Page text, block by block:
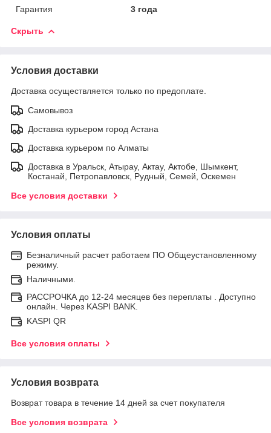
Гарантия
3 года
Скрыть
Условия доставки
Доставка осуществляется только по предоплате.
Самовывоз
Доставка курьером город Астана
Доставка курьером по Алматы
Доставка в Уральск, Атырау, Актау, Актобе, Шымкент,
Костанай, Петропавловск, Рудный, Семей, Оскемен
Все условия доставки
Условия оплаты
Безналичный расчет работаем ПО Общеустановленному
режиму.
Наличными.
РАССРОЧКА до 12-24 месяцев без переплаты . Доступно
онлайн. Через KASPI BANK.
KASPI QR
Все условия оплаты
Условия возврата
Возврат товара в течение 14 дней за счет покупателя
Все условия возврата